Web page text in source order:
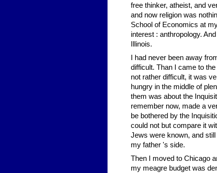
free thinker, atheist, and
and now religion was
School of Economics at
interest : anthropology.
Illinois.
I had never been away
difficult. Than I came to
not rather difficult, it was
hungry in the middle of
them was about the
remember now, made a
be bothered by the
could not but compare it
Jews were known, and
my father 's side.
Then I moved to Chicago
my meagre budget was